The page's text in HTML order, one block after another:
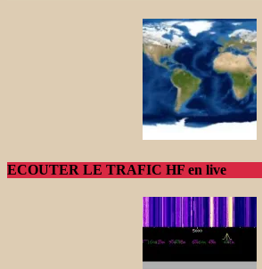
ECOUTER LE TRAFIC HF en live